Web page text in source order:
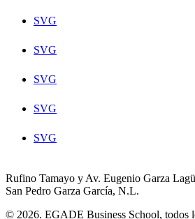
SVG
SVG
SVG
SVG
SVG
Rufino Tamayo y Av. Eugenio Garza
San Pedro Garza García, N.L.
© 2026. EGADE Business School, todos